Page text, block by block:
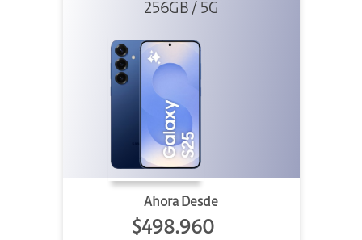
256GB / 5G
Ahora Desde
$498.960